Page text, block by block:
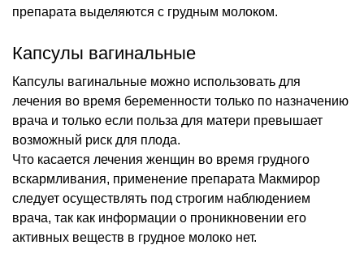
препарата выделяются с грудным молоком.
Капсулы вагинальные
Капсулы вагинальные можно использовать для
лечения во время беременности только по назначению
врача и только если польза для матери превышает
возможный риск для плода.
Что касается лечения женщин во время грудного
вскармливания, применение препарата Макмирор
следует осуществлять под строгим наблюдением
врача, так как информации о проникновении его
активных веществ в грудное молоко нет.